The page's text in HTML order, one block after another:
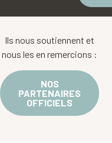
Ils nous soutiennent et
nous les en remercions :
NOS
PARTENAIRES
OFFICIELS